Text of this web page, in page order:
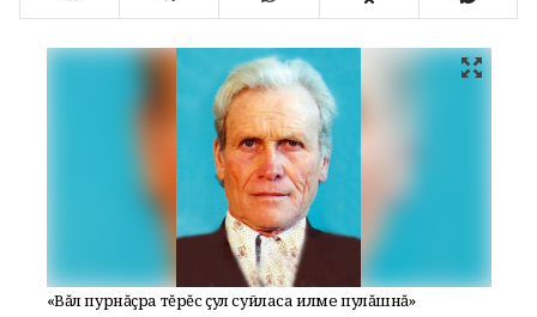
«Вăл пурнăçра тĕрĕс çул суйласа илме пулăшнă»